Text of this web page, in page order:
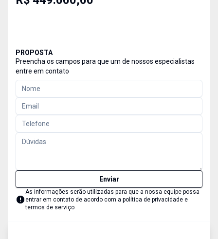
PROPOSTA
Preencha os campos para que um de nossos especialistas
entre em contato
Enviar
As informações serão utilizadas para que a nossa equipe possa
entrar em contato de acordo com a política de privacidade e
termos de serviço